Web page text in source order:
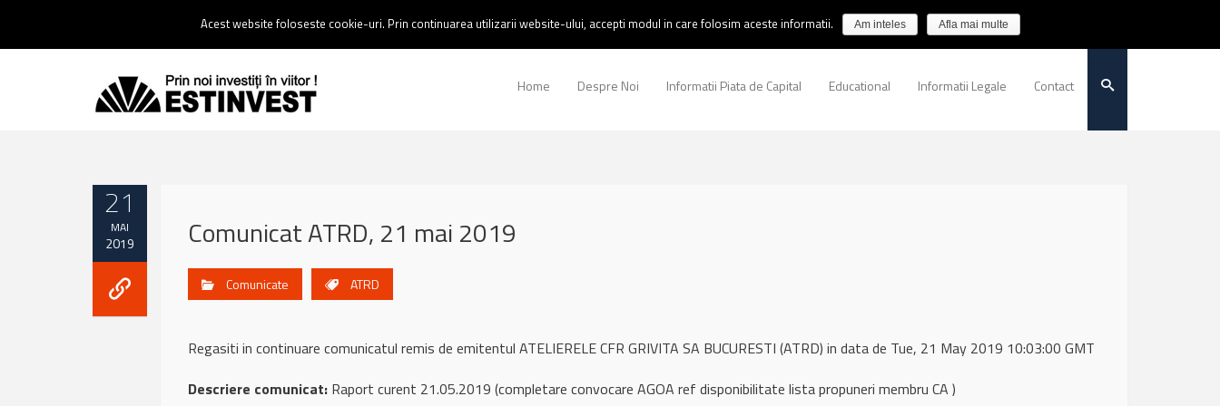
0237 238 900 |Email :contact@estinvest.ro
Home Despre Noi Informatii Piata de Capital Educational Informatii Legale Contact
21
MAI
2019 Comunicat ATRD, 21 mai 2019
Comunicate ATRD
Regasiti in continuare comunicatul remis de emitentul ATELIERELE CFR GRIVITA SA BUCURESTI (ATRD) in data de Tue, 21 May 2019 10:03:00 GMT
Descriere comunicat: Raport curent 21.05.2019 (completare convocare AGOA ref disponibilitate lista propuneri membru CA )
Acest website foloseste cookie-uri. Prin continuarea utilizarii website-ului, accepti modul in care folosim aceste informatii. Am inteles Afla mai multe